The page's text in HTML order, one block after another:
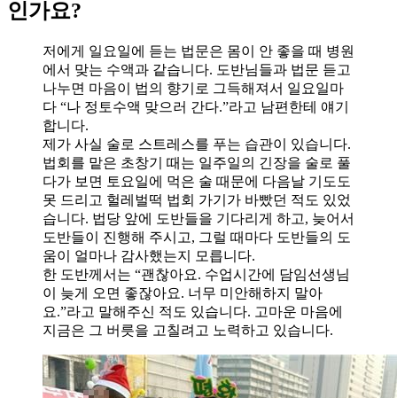
인가요?
저에게 일요일에 듣는 법문은 몸이 안 좋을 때 병원
에서 맞는 수액과 같습니다. 도반님들과 법문 듣고
나누면 마음이 법의 향기로 그득해져서 일요일마
다 “나 정토수액 맞으러 간다.”라고 남편한테 얘기
합니다.
제가 사실 술로 스트레스를 푸는 습관이 있습니다.
법회를 맡은 초창기 때는 일주일의 긴장을 술로 풀
다가 보면 토요일에 먹은 술 때문에 다음날 기도도
못 드리고 헐레벌떡 법회 가기가 바빴던 적도 있었
습니다. 법당 앞에 도반들을 기다리게 하고, 늦어서
도반들이 진행해 주시고, 그럴 때마다 도반들의 도
움이 얼마나 감사했는지 모릅니다.
한 도반께서는 “괜찮아요. 수업시간에 담임선생님
이 늦게 오면 좋잖아요. 너무 미안해하지 말아
요.”라고 말해주신 적도 있습니다. 고마운 마음에
지금은 그 버릇을 고칠려고 노력하고 있습니다.